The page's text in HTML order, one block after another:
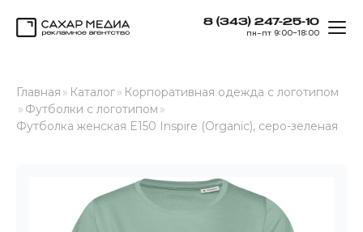
8 (343) 247-25-10
пн–пт 9:00–18:00
Главная » Каталог» Корпоративная одежда с логотипом
» Футболки с логотипом »
Футболка женская E150 Inspire (Organic), серо-зеленая